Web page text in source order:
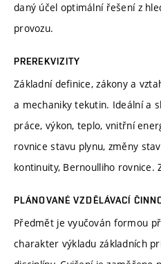
daný účel optimální řešení z
provozu.
PREREKVIZITY
Základní definice, zákony a
a mechaniky tekutin. Ideální a
práce, výkon, teplo, vnitřní
rovnice stavu plynu, změny
kontinuity, Bernoulliho rovnice.
PLÁNOVANÉ VZDĚLÁVACÍ
Předmět je vyučován formou
charakter výkladu základních